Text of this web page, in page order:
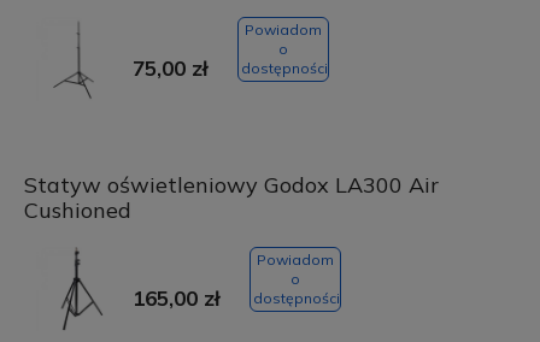
75,00 zł
Powiadom
o
dostępności
Statyw oświetleniowy Godox LA300 Air
Cushioned
165,00 zł
Powiadom
o
dostępności